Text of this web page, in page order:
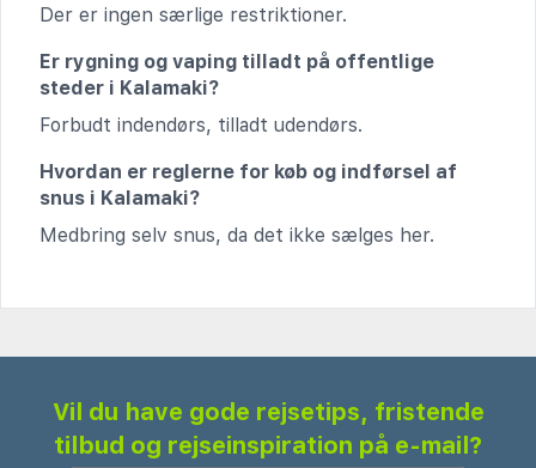
Der er ingen særlige restriktioner.
Er rygning og vaping tilladt på offentlige
steder i Kalamaki?
Forbudt indendørs, tilladt udendørs.
Hvordan er reglerne for køb og indførsel af
snus i Kalamaki?
Medbring selv snus, da det ikke sælges her.
Vil du have gode rejsetips, fristende
tilbud og rejseinspiration på e-mail?